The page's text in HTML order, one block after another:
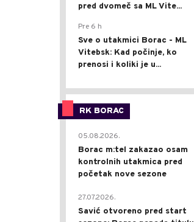
pred dvomeč sa ML Vite...
Pre 6 h
Sve o utakmici Borac - ML
Vitebsk: Kad počinje, ko
prenosi i koliki je u...
RK BORAC
05.08.2026.
Borac m:tel zakazao osam
kontrolnih utakmica pred
početak nove sezone
27.07.2026.
Savić otvoreno pred start